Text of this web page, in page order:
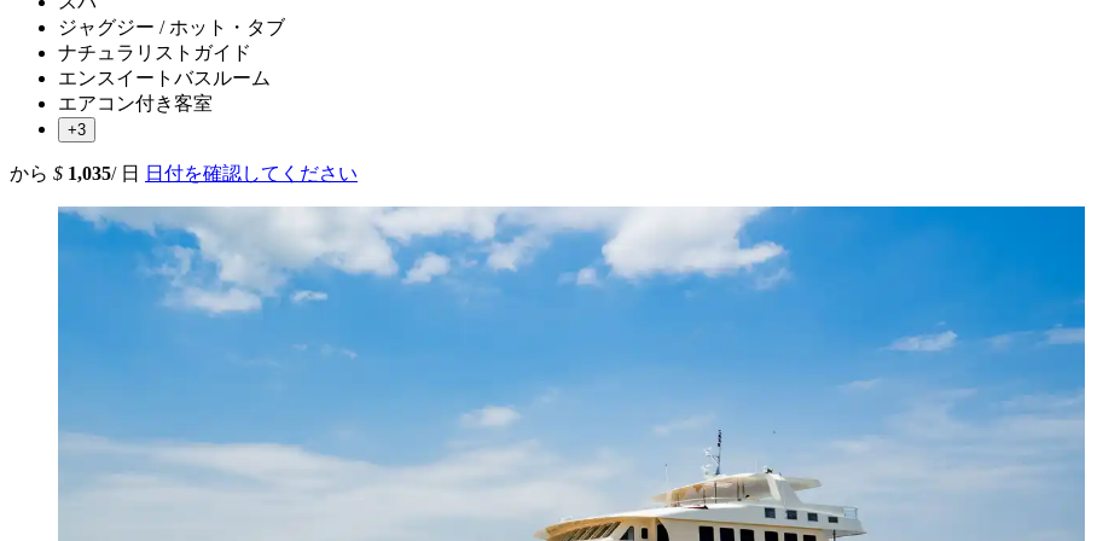
ジャグジー / ホット・タブ
ナチュラリストガイド
エンスイートバスルーム
エアコン付き客室
+3
から $ 1,035/ 日 日付を確認してください